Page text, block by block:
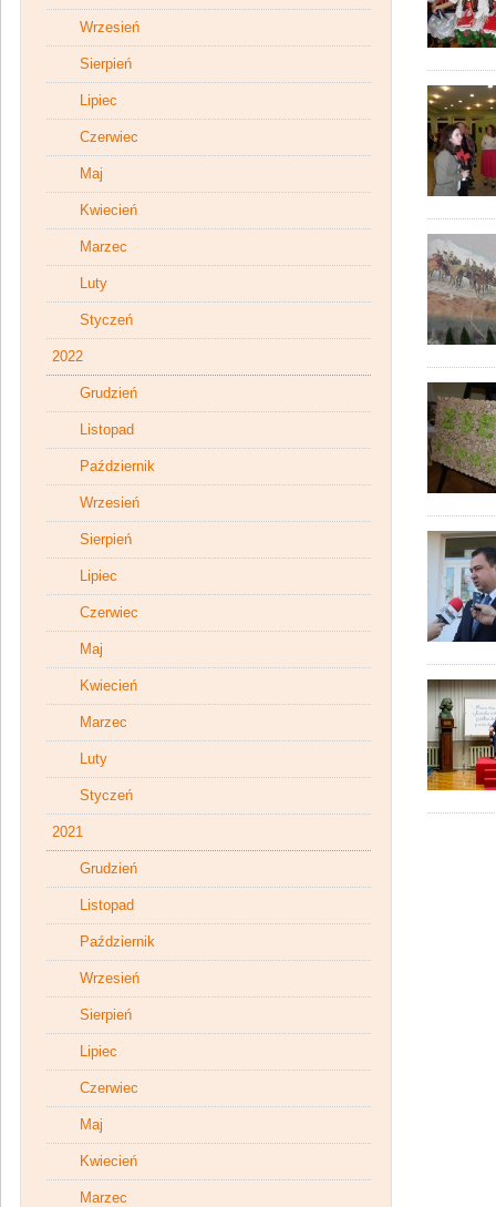
Wrzesień
Sierpień
Lipiec
Czerwiec
Maj
Kwiecień
Marzec
Luty
Styczeń
2022
Grudzień
Listopad
Październik
Wrzesień
Sierpień
Lipiec
Czerwiec
Maj
Kwiecień
Marzec
Luty
Styczeń
2021
Grudzień
Listopad
Październik
Wrzesień
Sierpień
Lipiec
Czerwiec
Maj
Kwiecień
Marzec